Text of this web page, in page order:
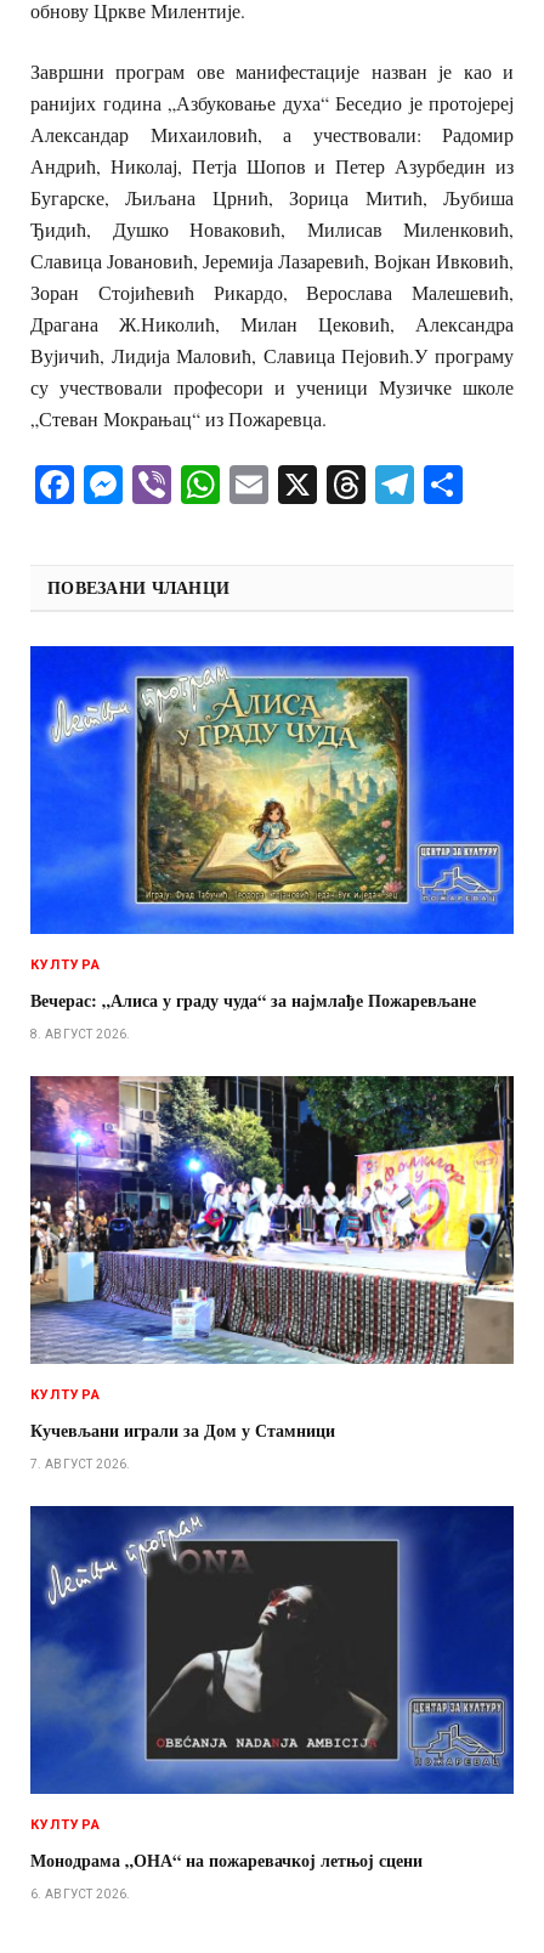
обнову Цркве Милентије.
Завршни програм ове манифестације назван је као и
ранијих година „Азбуковање духа“ Беседио је протојереј
Александар Михаиловић, а учествовали: Радомир
Андрић, Николај, Петја Шопов и Петер Азурбедин из
Бугарске, Љиљана Црнић, Зорица Митић, Љубиша
Ђидић, Душко Новаковић, Милисав Миленковић,
Славица Јовановић, Јеремија Лазаревић, Војкан Ивковић,
Зоран Стојићевић Рикардо, Верослава Малешевић,
Драгана Ж.Николић, Милан Цековић, Александра
Вујичић, Лидија Маловић, Славица Пејовић.У програму
су учествовали професори и ученици Музичке школе
„Стеван Мокрањац“ из Пожаревца.
Facebook
Messenger
ViberWhatsApp
Email
X Threads
ПОВЕЗАНИ ЧЛАНЦИ
КУЛТУРА
Вечерас: „Алиса у граду чуда“ за најмлађе Пожаревљане
8. АВГУСТ 2026.
КУЛТУРА
Кучевљани играли за Дом у Стамници
7. АВГУСТ 2026.
КУЛТУРА
Монодрама „ОНА“ на пожаревачкој летњој сцени
6. АВГУСТ 2026.